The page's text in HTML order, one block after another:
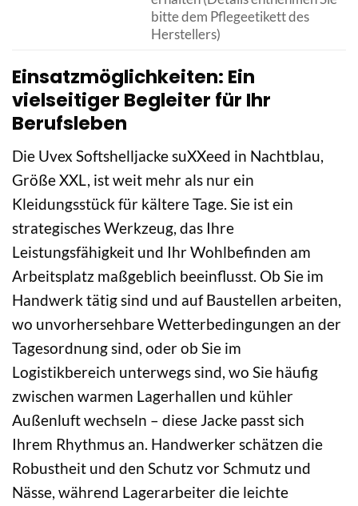
bitte dem Pflegeetikett des
Herstellers)
Einsatzmöglichkeiten: Ein
vielseitiger Begleiter für Ihr
Berufsleben
Die Uvex Softshelljacke suXXeed in Nachtblau,
Größe XXL, ist weit mehr als nur ein
Kleidungsstück für kältere Tage. Sie ist ein
strategisches Werkzeug, das Ihre
Leistungsfähigkeit und Ihr Wohlbefinden am
Arbeitsplatz maßgeblich beeinflusst. Ob Sie im
Handwerk tätig sind und auf Baustellen arbeiten,
wo unvorhersehbare Wetterbedingungen an der
Tagesordnung sind, oder ob Sie im
Logistikbereich unterwegs sind, wo Sie häufig
zwischen warmen Lagerhallen und kühler
Außenluft wechseln – diese Jacke passt sich
Ihrem Rhythmus an. Handwerker schätzen die
Robustheit und den Schutz vor Schmutz und
Nässe, während Lagerarbeiter die leichte